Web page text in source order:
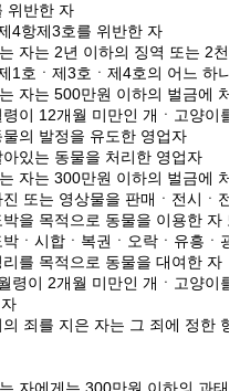
위반한 자
4항제3호를 위반한 자
자는 2년 이하의 징역 또는 2천
1호ㆍ제3호ㆍ제4호의 어느 하
자는 500만원 이하의 벌금에
이 12개월 미만인 개ㆍ고양이
의 발정을 유도한 영업자
있는 동물을 처리한 영업자
자는 300만원 이하의 벌금에
또는 영상물을 판매ㆍ전시ㆍ
을 목적으로 동물을 이용한 자
ㆍ시합ㆍ복권ㆍ오락ㆍ유흥ㆍ
를 목적으로 동물을 대여한 자
령이 2개월 미만인 개ㆍ고양이를
죄를 지은 자는 그 죄에 정한